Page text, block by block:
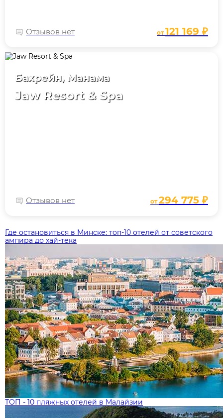
Отзывов нет от121 169 ₽
Бахрейн, Манама
Jaw Resort & Spa
Отзывов нет от294 775 ₽
Где остановиться в Минске: топ‑10 отелей от советского
ампира до хай‑тека
ТОП - 10 пляжных отелей в Малайзии